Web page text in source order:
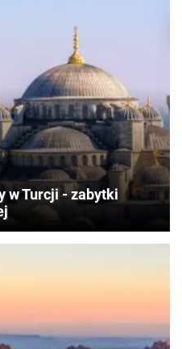
w Turcji - zabytki